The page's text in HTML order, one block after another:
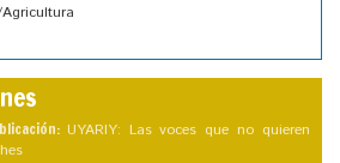
UYARIY: Las voces que no quieren